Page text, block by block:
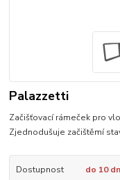
Palazzetti
Začišťovací rámeček pro
Zjednodušuje začištěmí
Dostupnost
do 10